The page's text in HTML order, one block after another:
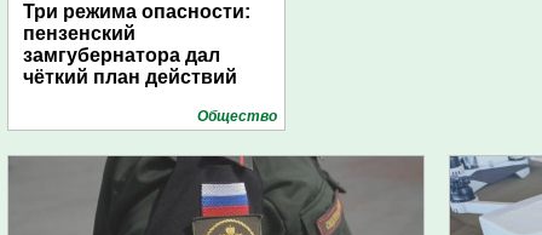
Три режима опасности:
пензенский
замгубернатора дал
чёткий план действий
Общество